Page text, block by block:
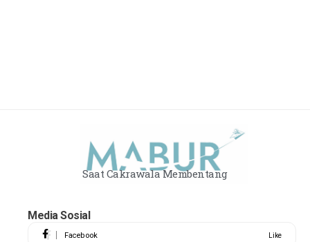
Saat Cakrawala Membentang
Media Sosial
Facebook Like